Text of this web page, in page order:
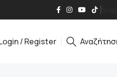
/ Register